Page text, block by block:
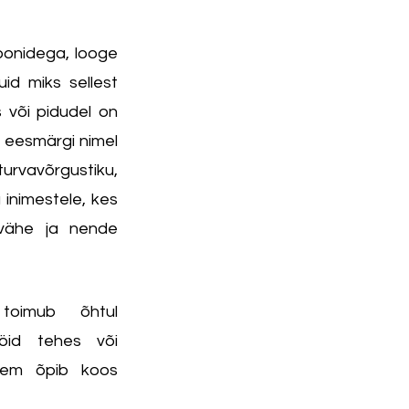
looge
miks sellest
või pidudel on
nimel
kes
ja nende
õhtul
tehes või
õpib koos